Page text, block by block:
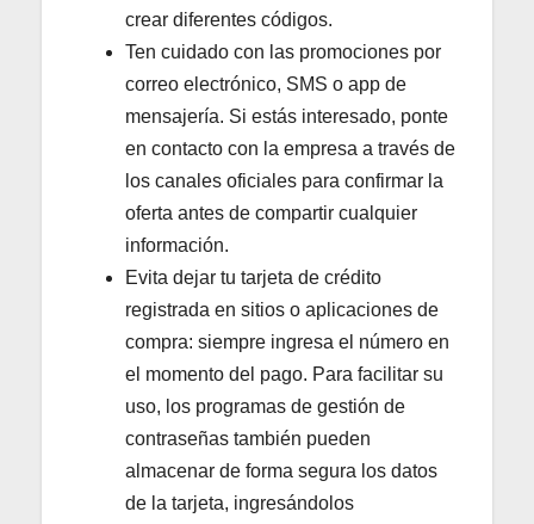
crear diferentes códigos.
Ten cuidado con las promociones por
correo electrónico, SMS o app de
mensajería. Si estás interesado, ponte
en contacto con la empresa a través de
los canales oficiales para confirmar la
oferta antes de compartir cualquier
información.
Evita dejar tu tarjeta de crédito
registrada en sitios o aplicaciones de
compra: siempre ingresa el número en
el momento del pago. Para facilitar su
uso, los programas de gestión de
contraseñas también pueden
almacenar de forma segura los datos
de la tarjeta, ingresándolos